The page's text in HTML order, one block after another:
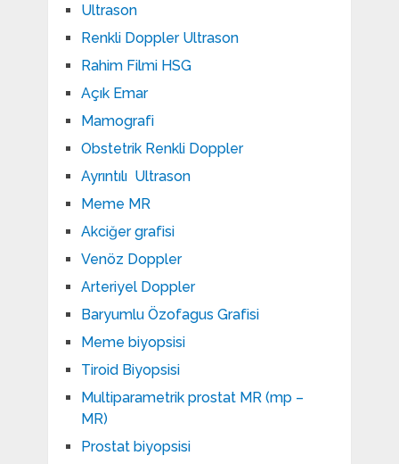
Ultrason
Renkli Doppler Ultrason
Rahim Filmi HSG
Açık Emar
Mamografi
Obstetrik Renkli Doppler
Ayrıntılı Ultrason
Meme MR
Akciğer grafisi
Venöz Doppler
Arteriyel Doppler
Baryumlu Özofagus Grafisi
Meme biyopsisi
Tiroid Biyopsisi
Multiparametrik prostat MR (mp –
MR)
Prostat biyopsisi